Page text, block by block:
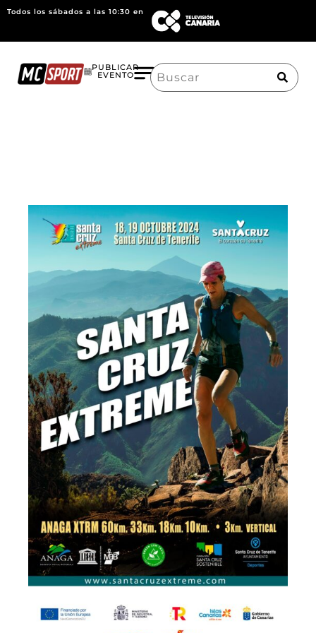
Todos los sábados a las 10:30 en
PUBLICAR
EVENTO
Search
for: